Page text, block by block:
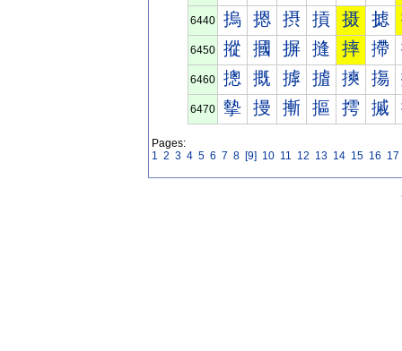
6440 摀 摁 摂 摃 摄 摅
6450 摐 摑 摒 摓 摔 摕
6460 摠 摡 摢 摣 摤 摥
6470 摰 摱 摲 摳 摴 摵
Pages:
1 2 3 4 5 6 7 8 [9] 10 11 12 13 14 15 16 17